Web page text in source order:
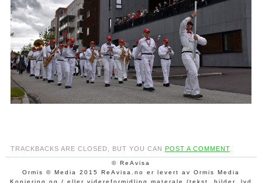
TRACKBACKS ARE CLOSED, BUT YOU CAN POST A COMMENT.
© ReAvisa
Ormis © Media 2015 ReAvisa.no er levert av Ormis Media
Kopiering og / eller videreformidling materale (tekst, bilder, lyd